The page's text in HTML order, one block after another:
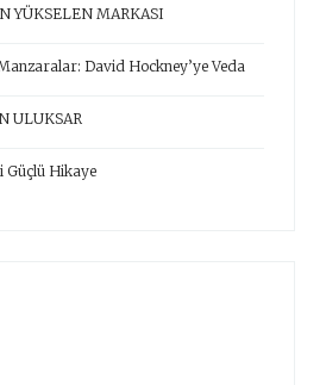
YÜKSELEN MARKASI
David Hockney’ye Veda
ULUKSAR
Güçlü Hikaye